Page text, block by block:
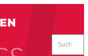
nach: